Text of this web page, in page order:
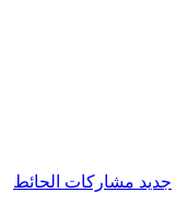
جديد مشاركات الحائط